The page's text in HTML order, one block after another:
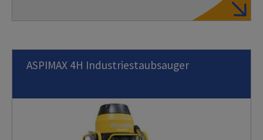
ASPIMAX 4H Industriestaubsauger